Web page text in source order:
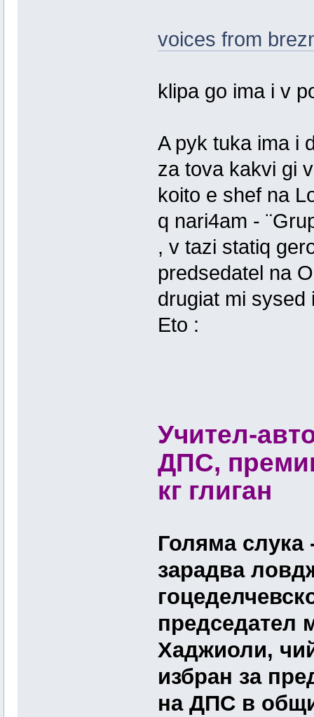
voices from
klipa go ima i v
A pyk tuka ima i
za tova kakvi gi
koito e shef na
q nari4am -
, v tazi statiq
predsedatel na
drugiat mi
Eto :
Учител-
ДПС,
кг глиган
Голяма слука
зарадва
председател
Хаджиоли,
избран за
на ДПС в